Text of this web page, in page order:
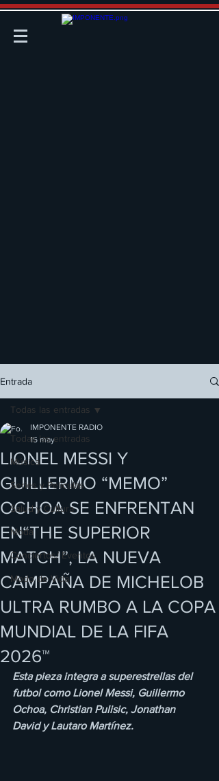
Entrada
Todas las entradas
Música
Series y Películas
Salud y Cultura
Moda
Conciertos/ Eventos
Modo de Vida
Todas las entradas
LIONEL MESSI Y
GUILLERMO “MEMO”
OCHOA SE ENFRENTAN
EN“THE SUPERIOR
MATCH”, LA NUEVA
CAMPAÑA DE MICHELOB
ULTRA RUMBO A LA COPA
MUNDIAL DE LA FIFA
2026™
IMPONENTE RADIO
15 may
Esta pieza integra a superestrellas del
futbol como Lionel Messi, Guillermo
Ochoa, Christian Pulisic, Jonathan
David y Lautaro Martínez.